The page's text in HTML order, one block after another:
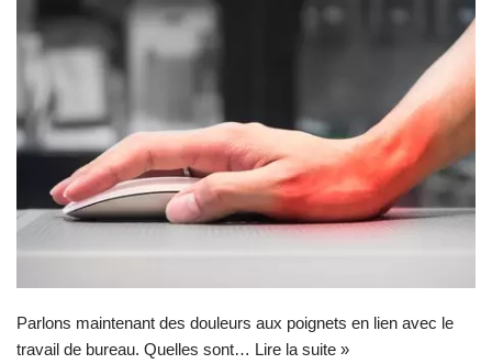
Parlons maintenant des douleurs aux poignets en lien avec le
travail de bureau. Quelles sont… Lire la suite »